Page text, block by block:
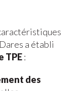
a établi
TPE:
des